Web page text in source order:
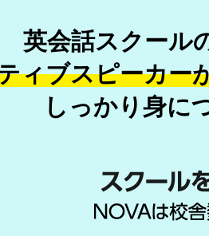
英会話スクール
ィブスピーカー
しっかり身に